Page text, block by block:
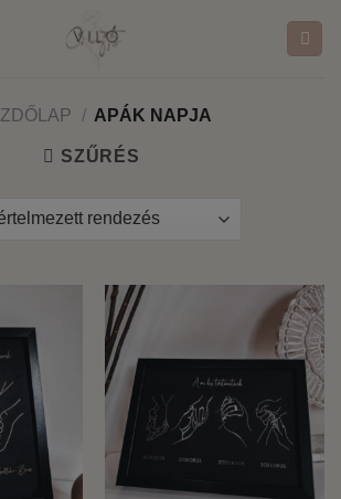
/ APÁK NAPJA
SZŰRÉS